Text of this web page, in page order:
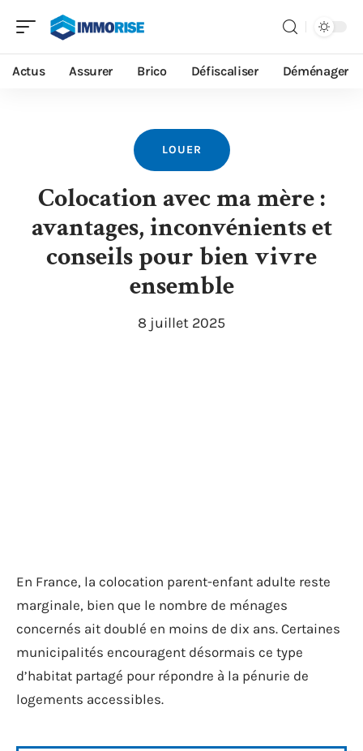
Actus Assurer Brico Défiscaliser Déménager
LOUER
Colocation avec ma mère :
avantages, inconvénients et
conseils pour bien vivre
ensemble
8 juillet 2025
En France, la colocation parent-enfant adulte reste
marginale, bien que le nombre de ménages
concernés ait doublé en moins de dix ans. Certaines
municipalités encouragent désormais ce type
d’habitat partagé pour répondre à la pénurie de
logements accessibles.